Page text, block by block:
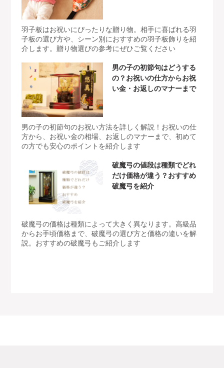
羽子板はお祝いにぴったりな贈り物。相手に喜ばれる羽
子板の選び方や、シーン別におすすめの羽子板飾りを紹
介します。贈り物選びの参考にぜひご覧ください
男の子の初節句はどうする
の？お祝いの仕方からお祝
い金・お返しのマナーまで
男の子の初節句のお祝い方法を詳しく解説！お祝いの仕
方から、お祝い金の相場、お返しのマナーまで、初めて
の方でも安心のポイントを紹介します
破魔弓の値段は種類でどれ
だけ価格が違う？おすすめ
破魔弓を紹介
破魔弓の価格は種類によって大きく異なります。高級品
からお手頃価格まで、破魔弓の選び方と価格の違いを解
説。おすすめの破魔弓もご紹介します